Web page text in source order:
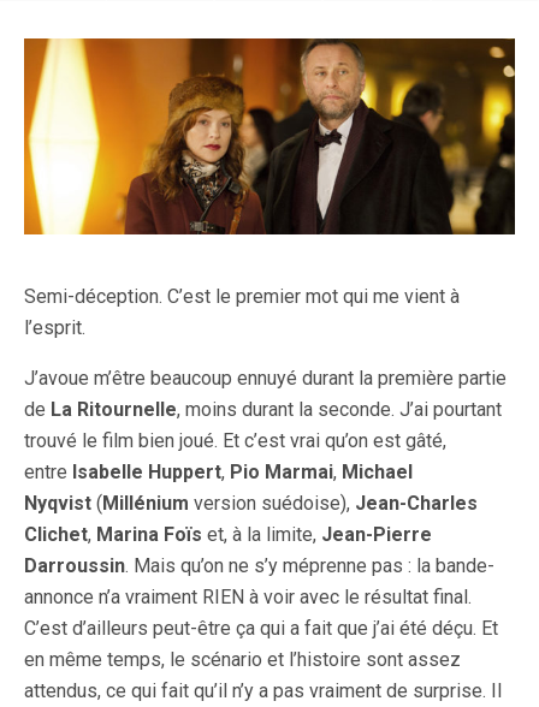
Semi-déception. C’est le premier mot qui me vient à
l’esprit.
J’avoue m’être beaucoup ennuyé durant la première partie
de La Ritournelle, moins durant la seconde. J’ai pourtant
trouvé le film bien joué. Et c’est vrai qu’on est gâté,
entre Isabelle Huppert, Pio Marmai, Michael
Nyqvist ( Millénium version suédoise), Jean-Charles
Clichet, Marina Foïs et, à la limite, Jean-Pierre
Darroussin. Mais qu’on ne s’y méprenne pas : la bande-
annonce n’a vraiment RIEN à voir avec le résultat final.
C’est d’ailleurs peut-être ça qui a fait que j’ai été déçu. Et
en même temps, le scénario et l’histoire sont assez
attendus, ce qui fait qu’il n’y a pas vraiment de surprise. Il